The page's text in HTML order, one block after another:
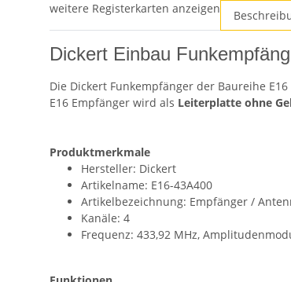
weitere Registerkarten anzeigen
Dickert Einbau
Die Dickert Funkempfänger der Baureihe
E16 Empfänger wird als Leiterplatte ohne
Produktmerkmale
Hersteller: Dickert
Artikelname: E16-43A400
Artikelbezeichnung: Empfänger /
Kanäle: 4
Frequenz: 433,92 MHz,